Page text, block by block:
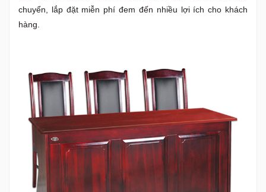
chuyển, lắp đặt miễn phí đem đến nhiều lợi ích cho khách
hàng.